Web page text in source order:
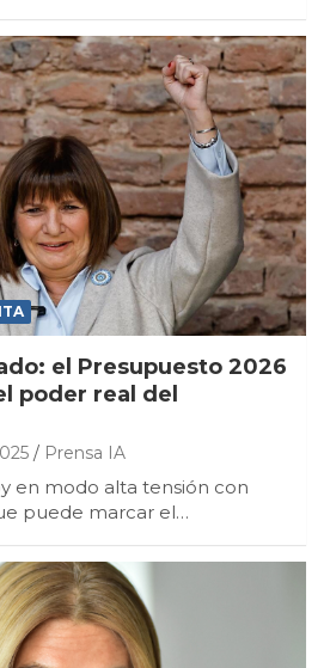
el Presupuesto 2026
poder real del
Prensa IA
en modo alta tensión con
puede marcar el…